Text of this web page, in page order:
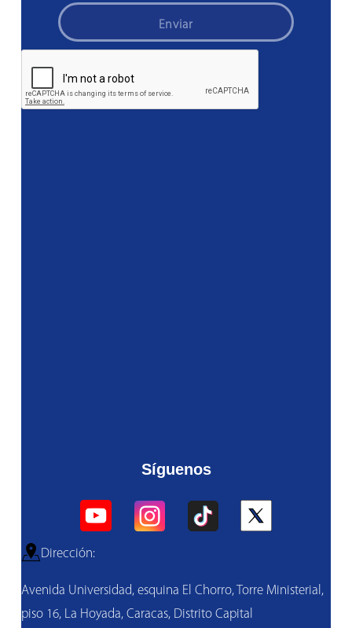
Enviar
Síguenos
Dirección:
Avenida Universidad, esquina El Chorro, Torre Ministerial,
piso 16, La Hoyada, Caracas, Distrito Capital